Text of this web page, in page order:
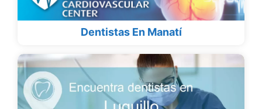
Dentistas En Manatí